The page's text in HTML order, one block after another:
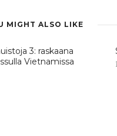
MIGHT ALSO LIKE
3: raskaana
Vietnamissa